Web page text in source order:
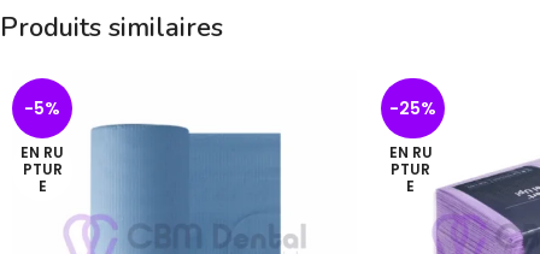
Produits similaires
-5%
EN RU
PTUR
E
-25%
EN RU
PTUR
E